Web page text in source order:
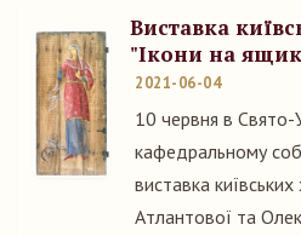
Виставка
"Ікони на
2021-06-04
10 червня в Свято-
кафедральному
виставка
Атлантової та